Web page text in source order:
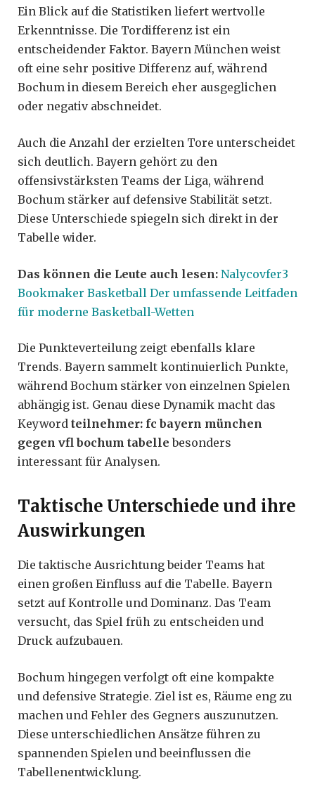
Ein Blick auf die Statistiken liefert wertvolle
Erkenntnisse. Die Tordifferenz ist ein
entscheidender Faktor. Bayern München weist
oft eine sehr positive Differenz auf, während
Bochum in diesem Bereich eher ausgeglichen
oder negativ abschneidet.
Auch die Anzahl der erzielten Tore unterscheidet
sich deutlich. Bayern gehört zu den
offensivstärksten Teams der Liga, während
Bochum stärker auf defensive Stabilität setzt.
Diese Unterschiede spiegeln sich direkt in der
Tabelle wider.
Das können die Leute auch lesen: Nalycovfer3
Bookmaker Basketball Der umfassende Leitfaden
für moderne Basketball-Wetten
Die Punkteverteilung zeigt ebenfalls klare
Trends. Bayern sammelt kontinuierlich Punkte,
während Bochum stärker von einzelnen Spielen
abhängig ist. Genau diese Dynamik macht das
Keyword teilnehmer: fc bayern münchen
gegen vfl bochum tabelle besonders
interessant für Analysen.
Taktische Unterschiede und ihre
Auswirkungen
Die taktische Ausrichtung beider Teams hat
einen großen Einfluss auf die Tabelle. Bayern
setzt auf Kontrolle und Dominanz. Das Team
versucht, das Spiel früh zu entscheiden und
Druck aufzubauen.
Bochum hingegen verfolgt oft eine kompakte
und defensive Strategie. Ziel ist es, Räume eng zu
machen und Fehler des Gegners auszunutzen.
Diese unterschiedlichen Ansätze führen zu
spannenden Spielen und beeinflussen die
Tabellenentwicklung.